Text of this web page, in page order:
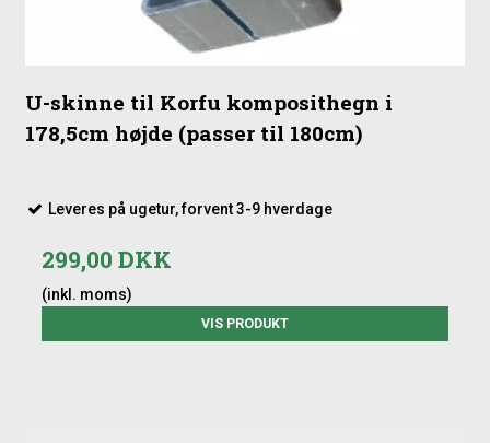
U-skinne til Korfu komposithegn i
178,5cm højde (passer til 180cm)
Leveres på ugetur, forvent 3-9 hverdage
299,00 DKK
(inkl. moms)
VIS PRODUKT